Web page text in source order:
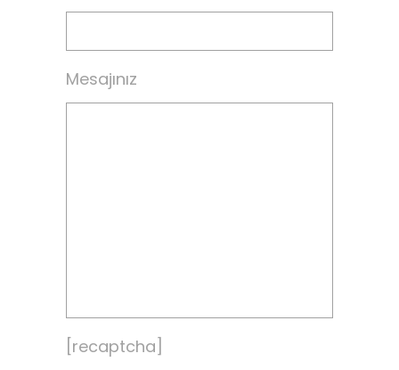
Mesajınız
[recaptcha]